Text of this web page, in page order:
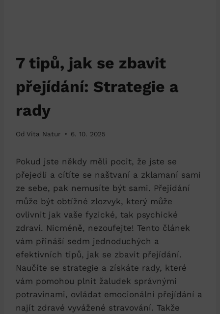
7 tipů, jak se zbavit
přejídání: Strategie a
rady
Od Vita Natur 6. 10. 2025
Pokud ‍jste někdy měli pocit, že jste se
přejedli a cítíte ⁤se⁤ naštvaní⁢ a⁢ zklamaní sami​
ze sebe, pak nemusíte být sami. Přejídání
může být obtížné zlozvyk, který může
ovlivnit jak vaše fyzické, tak psychické
zdraví. ​Nicméně, nezoufejte! Tento článek
vám přináší sedm jednoduchých a
efektivních⁤ tipů, jak se zbavit přejídání.
Naučíte se strategie a získáte rady, které
vám pomohou plnit žaludek správnými
potravinami, ovládat emocionální přejídání a
najít zdravé vyvážené stravování. Takže